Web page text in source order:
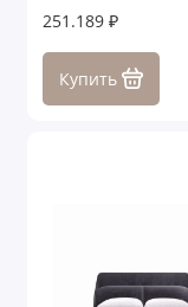
251.189 ₽
Купить